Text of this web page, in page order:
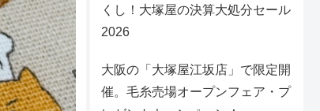
くし！大塚屋の決算大処分セール
2026
大阪の「大塚屋江坂店」で限定開
催。毛糸売場オープンフェア・プ